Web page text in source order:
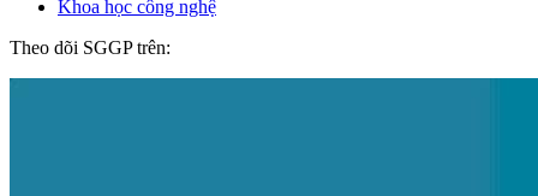
Khoa học công nghệ
Theo dõi SGGP trên: